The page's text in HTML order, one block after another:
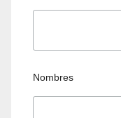
Nombres